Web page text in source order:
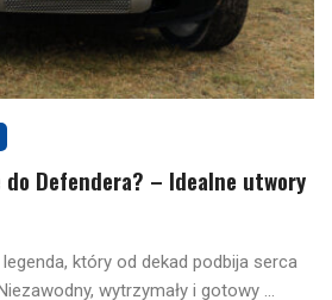
do Defendera? – Idealne utwory
który od dekad podbija serca
wytrzymały i gotowy ...